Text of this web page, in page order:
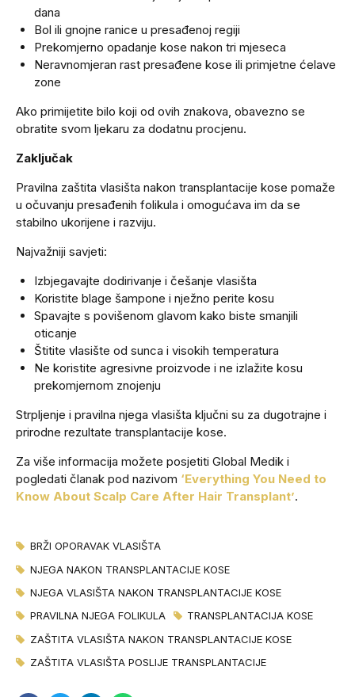
dana
Bol ili gnojne ranice u presađenoj regiji
Prekomjerno opadanje kose nakon tri mjeseca
Neravnomjeran rast presađene kose ili primjetne ćelave
zone
Ako primijetite bilo koji od ovih znakova, obavezno se
obratite svom ljekaru za dodatnu procjenu.
Zaključak
Pravilna zaštita vlasišta nakon transplantacije kose pomaže
u očuvanju presađenih folikula i omogućava im da se
stabilno ukorijene i razviju.
Najvažniji savjeti:
Izbjegavajte dodirivanje i češanje vlasišta
Koristite blage šampone i nježno perite kosu
Spavajte s povišenom glavom kako biste smanjili
oticanje
Štitite vlasište od sunca i visokih temperatura
Ne koristite agresivne proizvode i ne izlažite kosu
prekomjernom znojenju
Strpljenje i pravilna njega vlasišta ključni su za dugotrajne i
prirodne rezultate transplantacije kose.
Za više informacija možete posjetiti Global Medik i
pogledati članak pod nazivom ‘Everything You Need to
Know About Scalp Care After Hair Transplant’.
BRŽI OPORAVAK VLASIŠTA
NJEGA NAKON TRANSPLANTACIJE KOSE
NJEGA VLASIŠTA NAKON TRANSPLANTACIJE KOSE
PRAVILNA NJEGA FOLIKULA
TRANSPLANTACIJA KOSE
ZAŠTITA VLASIŠTA NAKON TRANSPLANTACIJE KOSE
ZAŠTITA VLASIŠTA POSLIJE TRANSPLANTACIJE